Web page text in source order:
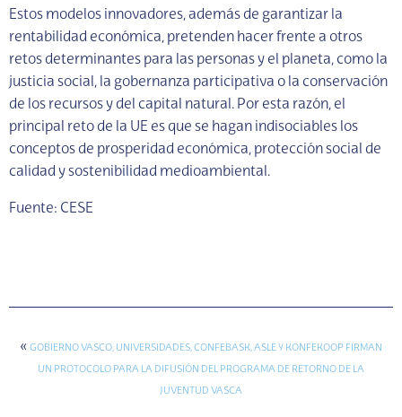
Estos modelos innovadores, además de garantizar la
rentabilidad económica, pretenden hacer frente a otros
retos determinantes para las personas y el planeta, como la
justicia social, la gobernanza participativa o la conservación
de los recursos y del capital natural. Por esta razón, el
principal reto de la UE es que se hagan indisociables los
conceptos de prosperidad económica, protección social de
calidad y sostenibilidad medioambiental.
Fuente: CESE
« GOBIERNO VASCO, UNIVERSIDADES, CONFEBASK, ASLE Y KONFEKOOP FIRMAN
UN PROTOCOLO PARA LA DIFUSIÓN DEL PROGRAMA DE RETORNO DE LA
JUVENTUD VASCA